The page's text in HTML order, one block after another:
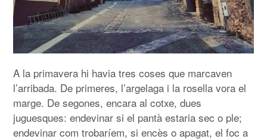
A la primavera hi havia tres coses que marcaven
l’arribada. De primeres, l’argelaga i la rosella vora el
marge. De segones, encara al cotxe, dues
juguesques: endevinar si el pantà estaria sec o ple;
endevinar com trobaríem, si encès o apagat, el foc a